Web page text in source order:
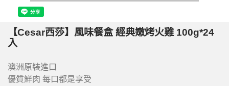
【Cesar西莎】風味餐盒 經典嫩烤火雞 100g*24
入
澳洲原裝進口
優質鮮肉 每口都是享受